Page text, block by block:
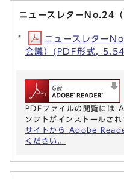
ニュースレターNo.24
ニュースレター
会議）(PDF形式,
PDFファイルの閲覧には
ソフトがインストールされ
サイトから Adobe
ください。